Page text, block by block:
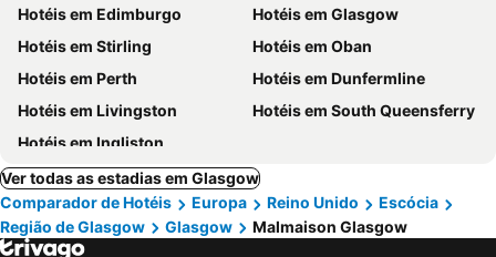
Hotéis em Edimburgo
Hotéis em Glasgow
Hotéis em Stirling
Hotéis em Oban
Hotéis em Perth
Hotéis em Dunfermline
Hotéis em Livingston
Hotéis em South Queensferry
Hotéis em Ingliston
Ver todas as estadias em Glasgow
Comparador de Hotéis
Europa Reino Unido
Escócia
Região de Glasgow
Glasgow Malmaison Glasgow